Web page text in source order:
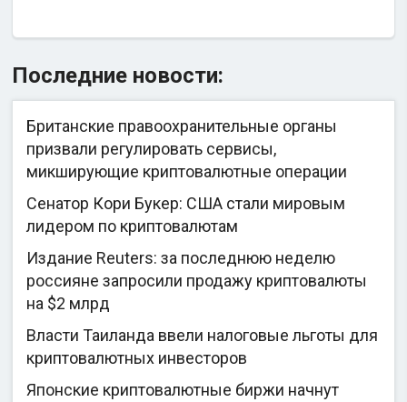
Последние новости:
Британские правоохранительные органы
призвали регулировать сервисы,
микширующие криптовалютные операции
Сенатор Кори Букер: США стали мировым
лидером по криптовалютам
Издание Reuters: за последнюю неделю
россияне запросили продажу криптовалюты
на $2 млрд
Власти Таиланда ввели налоговые льготы для
криптовалютных инвесторов
Японские криптовалютные биржи начнут